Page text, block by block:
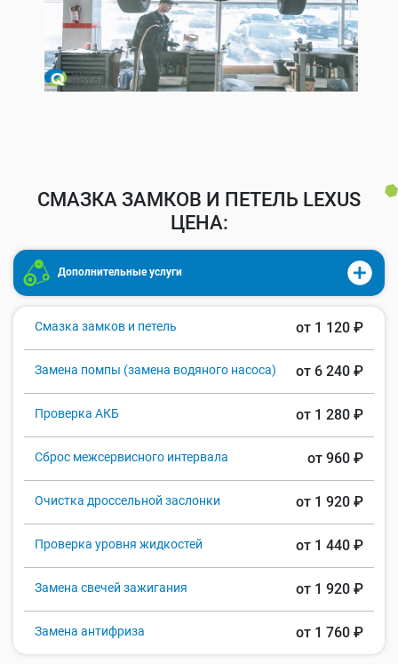
СМАЗКА ЗАМКОВ И ПЕТЕЛЬ LEXUS
ЦЕНА:
Дополнительные услуги
Смазка замков и петель от 1 120 ₽
Замена помпы (замена водяного насоса) от 6 240 ₽
Проверка АКБ от 1 280 ₽
Сброс межсервисного интервала от 960 ₽
Очистка дроссельной заслонки от 1 920 ₽
Проверка уровня жидкостей от 1 440 ₽
Замена свечей зажигания от 1 920 ₽
Замена антифриза от 1 760 ₽